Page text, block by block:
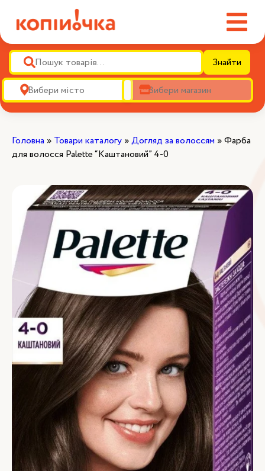
Знайти
Головна » Товари каталогу »Догляд за волоссям »Фарба
для волосся Palette “Каштановий” 4-0